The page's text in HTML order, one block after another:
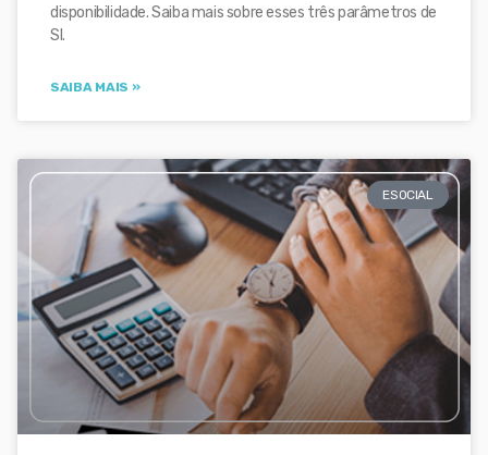
disponibilidade. Saiba mais sobre esses três parâmetros de
SI.
SAIBA MAIS »
ESOCIAL